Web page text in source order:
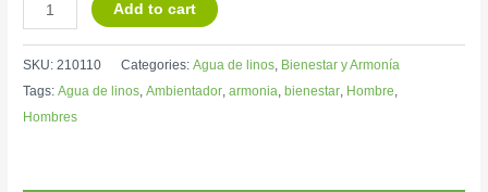
Add to cart
SKU:210110 Categories:Agua de linos, Bienestar y Armonía
Tags:Agua de linos,Ambientador,armonia, bienestar, Hombre,
Hombres